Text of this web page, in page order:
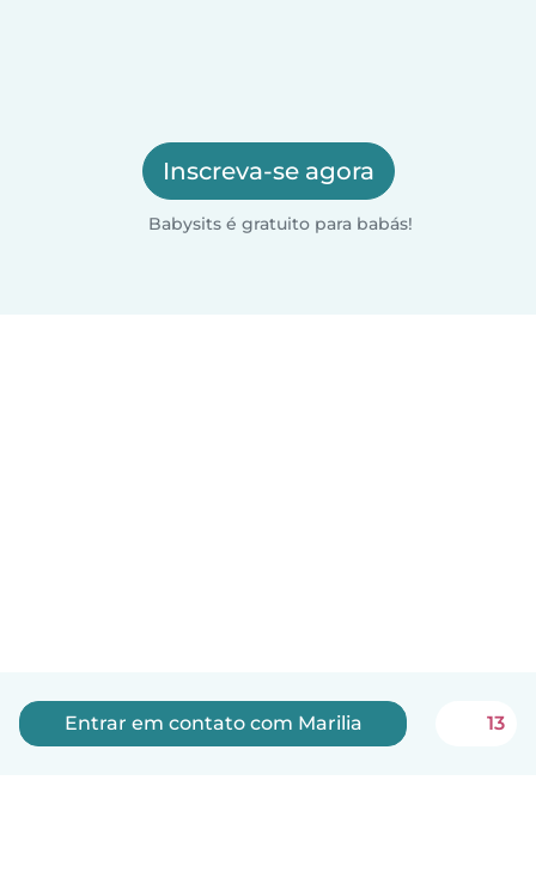
Inscreva-se agora
Babysits é gratuito para babás!
Entrar em contato com Marilia 13